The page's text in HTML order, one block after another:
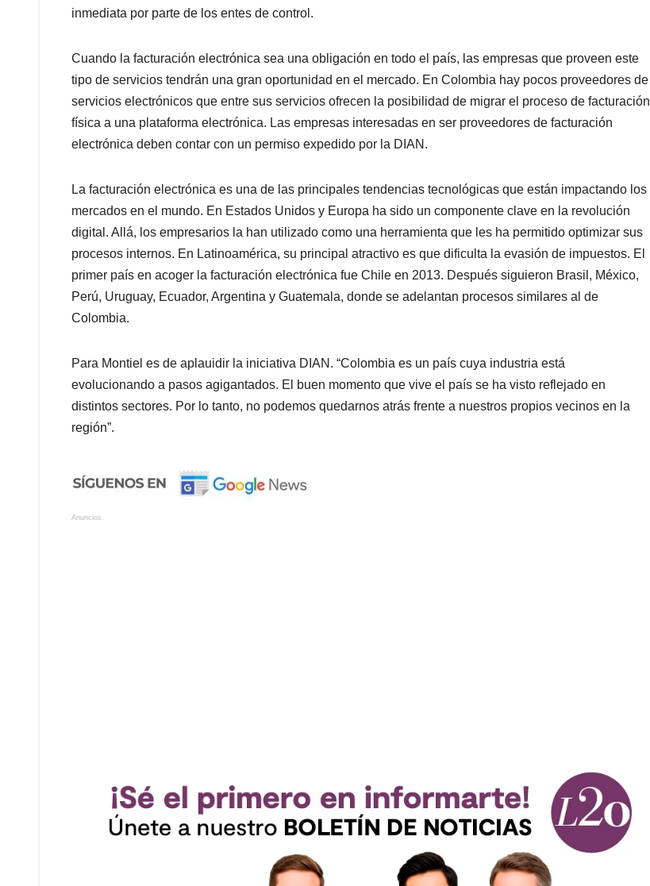
inmediata por parte de los entes de control.
Cuando la facturación electrónica sea una obligación en todo el país, las empresas que proveen este
tipo de servicios tendrán una gran oportunidad en el mercado. En Colombia hay pocos proveedores de
servicios electrónicos que entre sus servicios ofrecen la posibilidad de migrar el proceso de facturación
física a una plataforma electrónica. Las empresas interesadas en ser proveedores de facturación
electrónica deben contar con un permiso expedido por la DIAN.
La facturación electrónica es una de las principales tendencias tecnológicas que están impactando los
mercados en el mundo. En Estados Unidos y Europa ha sido un componente clave en la revolución
digital. Allá, los empresarios la han utilizado como una herramienta que les ha permitido optimizar sus
procesos internos. En Latinoamérica, su principal atractivo es que dificulta la evasión de impuestos. El
primer país en acoger la facturación electrónica fue Chile en 2013. Después siguieron Brasil, México,
Perú, Uruguay, Ecuador, Argentina y Guatemala, donde se adelantan procesos similares al de
Colombia.
Para Montiel es de aplauidir la iniciativa DIAN. “Colombia es un país cuya industria está
evolucionando a pasos agigantados. El buen momento que vive el país se ha visto reflejado en
distintos sectores. Por lo tanto, no podemos quedarnos atrás frente a nuestros propios vecinos en la
región”.
Anuncios.